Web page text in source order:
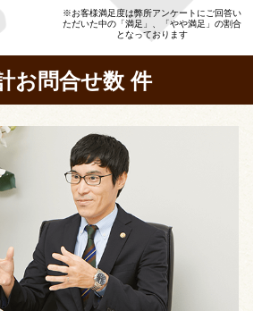
※お客様満足度は弊所アンケートにご回答い
ただいた中の「満足」、「やや満足」の割合
となっております
お問合せ数件